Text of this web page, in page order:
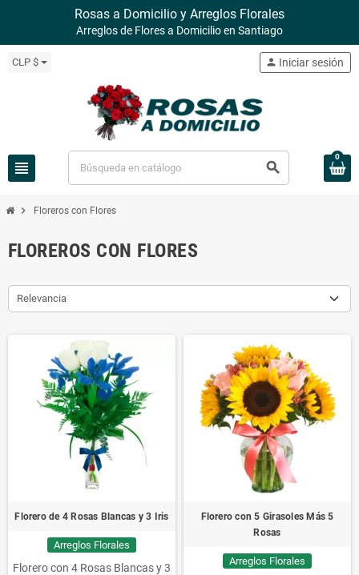
Rosas a Domicilio y Arreglos Florales
Arreglos de Flores a Domicilio en Santiago
CLP $
view_headline search
person Iniciar sesión
0
chevron_right Floreros con Flores
FLOREROS CON FLORES
Relevancia
Florero de 4 Rosas Blancas y 3 Iris
Arreglos Florales
Florero con 4 Rosas Blancas y 3
Florero con 5 Girasoles Más 5
Rosas
Arreglos Florales